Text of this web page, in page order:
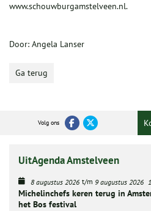
www.schouwburgamstelveen.nl.
Door: Angela Lanser
Ga terug
Volg ons
UitAgenda Amstelveen
8 augustus 2026 t/m 9 augustus 2026
Michelinchefs keren terug in
het Bos festival